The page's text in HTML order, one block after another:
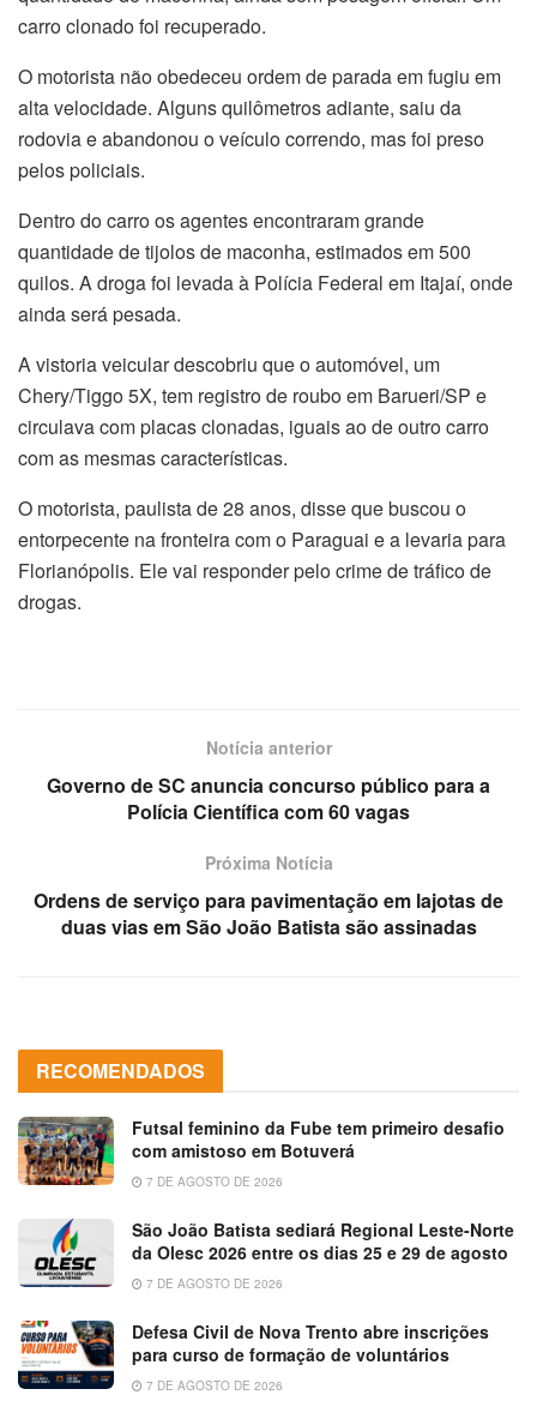
carro clonado foi recuperado.
O motorista não obedeceu ordem de parada em fugiu em
alta velocidade. Alguns quilômetros adiante, saiu da
rodovia e abandonou o veículo correndo, mas foi preso
pelos policiais.
Dentro do carro os agentes encontraram grande
quantidade de tijolos de maconha, estimados em 500
quilos. A droga foi levada à Polícia Federal em Itajaí, onde
ainda será pesada.
A vistoria veicular descobriu que o automóvel, um
Chery/Tiggo 5X, tem registro de roubo em Barueri/SP e
circulava com placas clonadas, iguais ao de outro carro
com as mesmas características.
O motorista, paulista de 28 anos, disse que buscou o
entorpecente na fronteira com o Paraguai e a levaria para
Florianópolis. Ele vai responder pelo crime de tráfico de
drogas.
Notícia anterior
Governo de SC anuncia concurso público para a
Polícia Científica com 60 vagas
Próxima Notícia
Ordens de serviço para pavimentação em lajotas de
duas vias em São João Batista são assinadas
RECOMENDADOS
Futsal feminino da Fube tem primeiro desafio
com amistoso em Botuverá
7 DE AGOSTO DE 2026
São João Batista sediará Regional Leste-Norte
da Olesc 2026 entre os dias 25 e 29 de agosto
7 DE AGOSTO DE 2026
Defesa Civil de Nova Trento abre inscrições
para curso de formação de voluntários
7 DE AGOSTO DE 2026